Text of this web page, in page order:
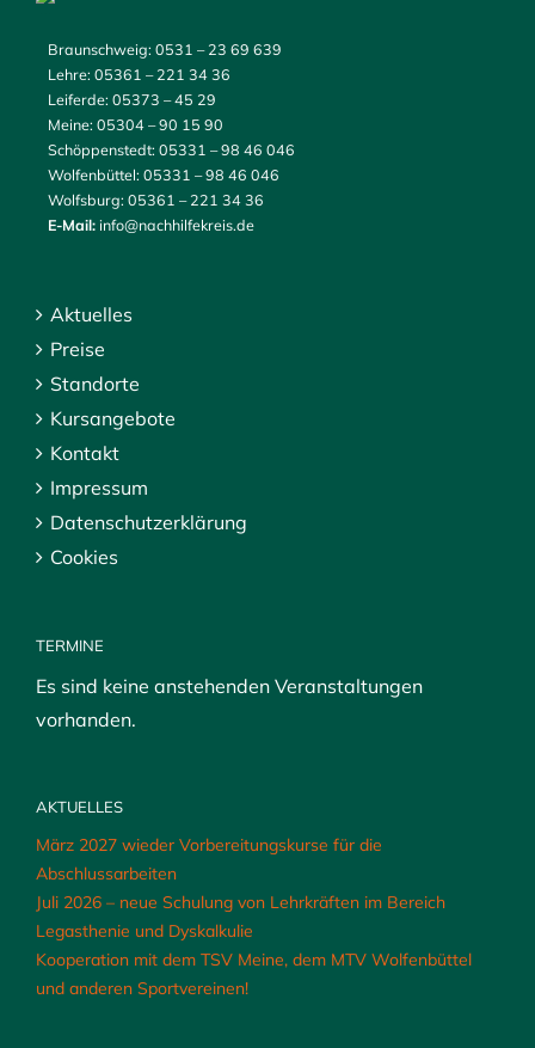
Braunschweig: 0531 – 23 69 639
Lehre: 05361 – 221 34 36
Leiferde: 05373 – 45 29
Meine: 05304 – 90 15 90
Schöppenstedt: 05331 – 98 46 046
Wolfenbüttel: 05331 – 98 46 046
Wolfsburg: 05361 – 221 34 36
E-Mail:info@nachhilfekreis.de
Aktuelles
Preise
Standorte
Kursangebote
Kontakt
Impressum
Datenschutzerklärung
Cookies
TERMINE
Es sind keine anstehenden Veranstaltungen
vorhanden.
AKTUELLES
März 2027 wieder Vorbereitungskurse für die
Abschlussarbeiten
Juli 2026 – neue Schulung von Lehrkräften im Bereich
Legasthenie und Dyskalkulie
Kooperation mit dem TSV Meine, dem MTV Wolfenbüttel
und anderen Sportvereinen!